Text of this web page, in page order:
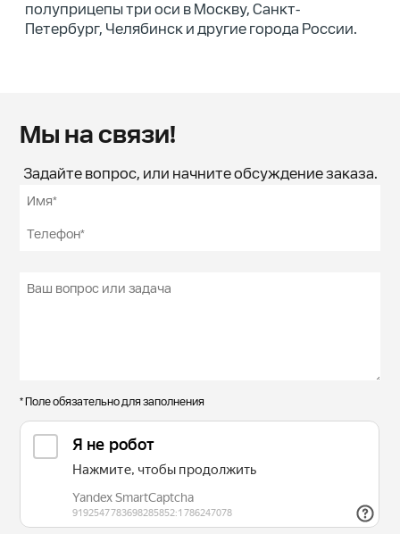
полуприцепы три оси в Москву, Санкт-
Петербург, Челябинск и другие города России.
Мы на связи!
Задайте вопрос, или начните обсуждение заказа.
* Поле обязательно для заполнения